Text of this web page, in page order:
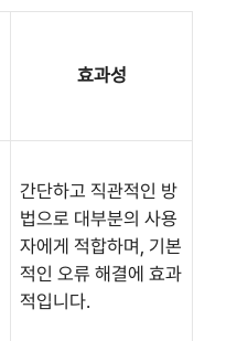
효과성
간단하고 직관적인 방
법으로 대부분의 사용
자에게 적합하며, 기본
적인 오류 해결에 효과
적입니다.